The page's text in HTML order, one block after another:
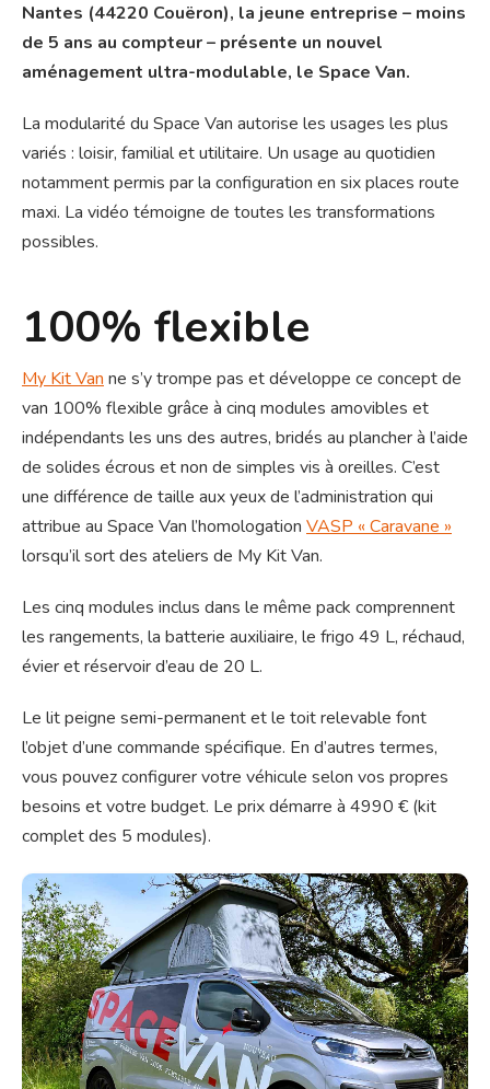
Nantes (44220 Couëron), la jeune entreprise – moins
de 5 ans au compteur – présente un nouvel
aménagement ultra-modulable, le Space Van.
La modularité du Space Van autorise les usages les plus
variés : loisir, familial et utilitaire. Un usage au quotidien
notamment permis par la configuration en six places route
maxi. La vidéo témoigne de toutes les transformations
possibles.
100% flexible
My Kit Van ne s’y trompe pas et développe ce concept de
van 100% flexible grâce à cinq modules amovibles et
indépendants les uns des autres, bridés au plancher à l’aide
de solides écrous et non de simples vis à oreilles. C’est
une différence de taille aux yeux de l’administration qui
attribue au Space Van l’homologation VASP « Caravane »
lorsqu’il sort des ateliers de My Kit Van.
Les cinq modules inclus dans le même pack comprennent
les rangements, la batterie auxiliaire, le frigo 49 L, réchaud,
évier et réservoir d’eau de 20 L.
Le lit peigne semi-permanent et le toit relevable font
l’objet d’une commande spécifique. En d’autres termes,
vous pouvez configurer votre véhicule selon vos propres
besoins et votre budget. Le prix démarre à 4990 € (kit
complet des 5 modules).